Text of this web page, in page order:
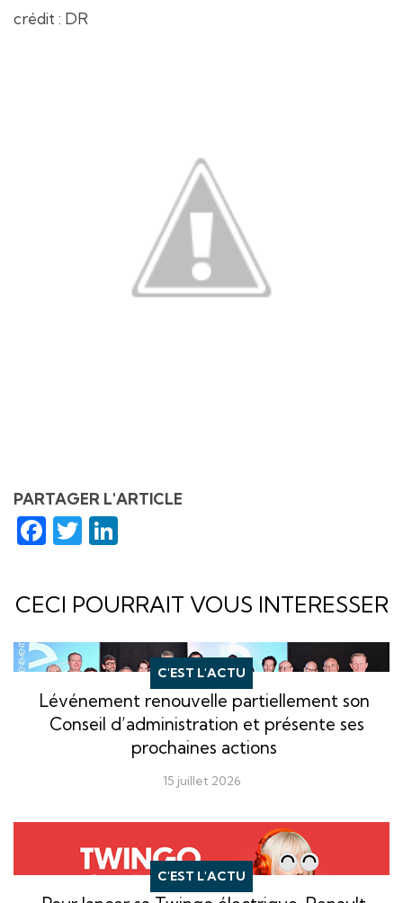
crédit : DR
PARTAGER L'ARTICLE
Facebook
Twitter
CECI POURRAIT VOUS INTERESSER
C'EST L'ACTU
Lévénement renouvelle partiellement son
Conseil d’administration et présente ses
prochaines actions
15 juillet 2026
C'EST L'ACTU